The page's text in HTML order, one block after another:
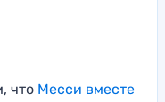
что Месси вместе